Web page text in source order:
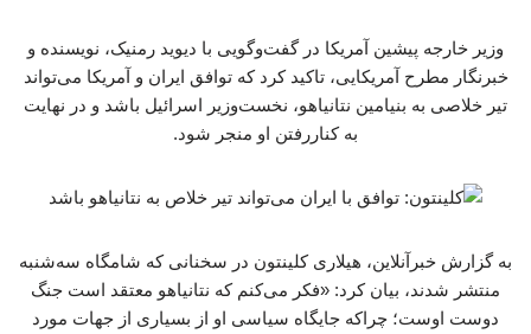
وزیر خارجه پیشین آمریکا در گفت‌وگویی با دیوید رمنیک، نویسنده و
خبرنگار مطرح آمریکایی، تاکید کرد که توافق ایران و آمریکا می‌تواند
تیر خلاصی به بنیامین نتانیاهو، نخست‌وزیر اسرائیل باشد و در نهایت
به کناررفتن او منجر شود.
به گزارش خبرآنلاین، هیلاری کلینتون در سخنانی که شامگاه سه‌شنبه
منتشر شدند، بیان کرد: «فکر می‌کنم که نتانیاهو معتقد است جنگ
دوست اوست؛ چراکه جایگاه سیاسی او از بسیاری از جهات مورد